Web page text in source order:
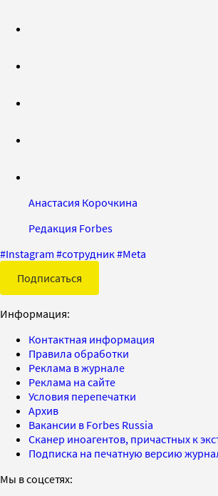
Анастасия Корочкина
Редакция Forbes
#Instagram #сотрудник#Meta
Подписаться
Информация:
Контактная информация
Правила обработки
Реклама в журнале
Реклама на сайте
Условия перепечатки
Архив
Вакансии в Forbes Russia
Сканер иноагентов, причастных к
Подписка на печатную версию
Мы в соцсетях: